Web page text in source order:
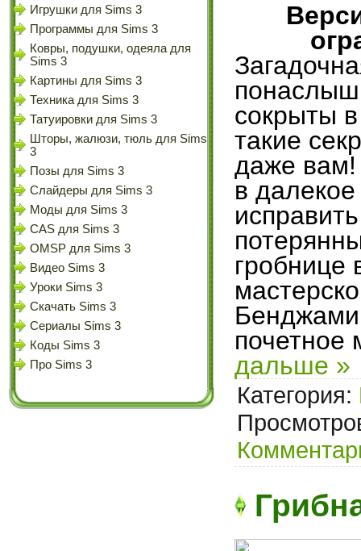
Игрушки для Sims 3
Программы для Sims 3
Ковры, подушки, одеяла для
Sims 3
Картины для Sims 3
Техника для Sims 3
Татуировки для Sims 3
Шторы, жалюзи, тюль для Sims
3
Позы для Sims 3
Слайдеры для Sims 3
Моды для Sims 3
CAS для Sims 3
OMSP для Sims 3
Видео Sims 3
Уроки Sims 3
Скачать Sims 3
Сериалы Sims 3
Коды Sims 3
Про Sims 3
сокрыты
такие
даже вам!
в
гробнице
почетное
дальше »
Категория: